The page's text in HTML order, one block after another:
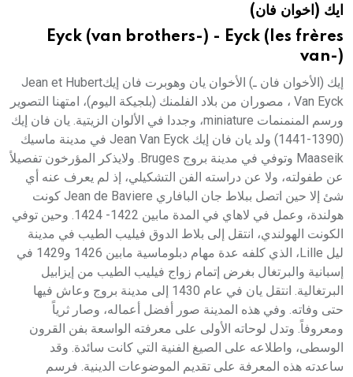
هيئة الموسوعة العربية تطلق موسوعات جديدة في عام 2026ايك (اخوان فان)
Eyck (van brothers-) - Eyck (les frères
van-)
إيك (الأخوان فان ـ) الأخوان يان وهوبرت فان إيكJean et Hubert
Van Eyck ، مصوران من بلاد الفلمنك (بلجيكة اليوم)، امتهنا التصوير
ورسم المنمنمات miniature، وجددا في الألوان الزيتية. يان فان إيك
(1390-1441) ولد يان فان إيك Jean Van Eyck في مدينة ماسيك
Maaseik وتوفي في مدينة بروج Bruges. ولايذكر المؤرخون تفصيلاً
عن طفولته، ولا عن دراسته الفن التشكيلي، إذ لم يعرف عنه أي
شئ إلا حين اتصل ببلاط جان البافاري Jean de Baviere كونت
هولندة، وعمل في لاهاي في المدة مابين 1422- 1424. وحين توفي
الكونت الهولندي، انتقل إلى بلاط الدوق فيليب الطيب في مدينة
ليل Lille، الذي كلفه عدة مهام دبلوماسية مابين 1426 و1429 في
إسبانية والبرتغال بغرض إتمام زواج فيليب الطيب من إيزابيل
البرتغالية. انتقل يان في عام 1430 إلى مدينة بروج وعاش فيها
حتى وفاته. وفي هذه المدينة صور أفضل أعماله، وصار ثرياً
ومعروفاً. وتدل لوحاته الأولى على معرفته الواسعة بفن القرون
الوسطى، واطلاعه على الصيغ الفنية التي كانت سائدة. وقد
ساعدته هذه المعرفة على تقديم الموضوعات الدينية. فرسم